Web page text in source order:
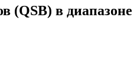
(QSB) в диапазоне